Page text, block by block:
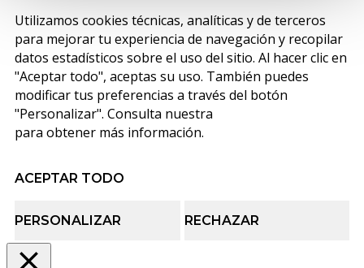
Utilizamos cookies técnicas, analíticas y de terceros
para mejorar tu experiencia de navegación y recopilar
datos estadísticos sobre el uso del sitio. Al hacer clic en
"Aceptar todo", aceptas su uso. También puedes
modificar tus preferencias a través del botón
"Personalizar". Consulta nuestra
para obtener más información.
ACEPTAR TODO
PERSONALIZAR RECHAZAR